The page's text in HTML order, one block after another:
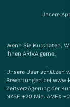
Unsere
Wenn Sie Kursdaten,
Ihnen ARIVA gerne.
Unsere User schätzen
Bewertungen bei
Zeitverzögerung der
NYSE +20 Min. AMEX